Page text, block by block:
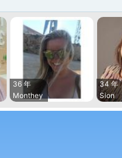
36 年
Monthey
34 年
Sion